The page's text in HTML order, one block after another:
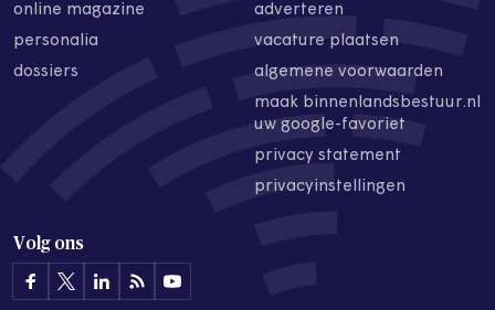
online magazine
personalia
dossiers
adverteren
vacature plaatsen
algemene voorwaarden
maak binnenlandsbestuur.nl
uw google-favoriet
privacy statement
privacyinstellingen
Volg ons